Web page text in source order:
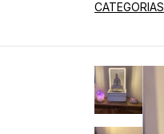
CATEGORIAS